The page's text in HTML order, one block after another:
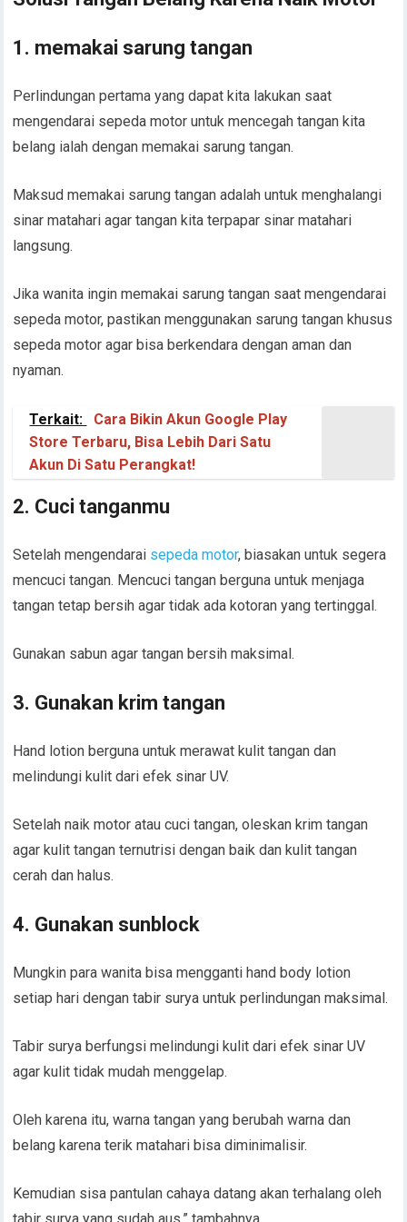
1. memakai sarung tangan
Perlindungan pertama yang dapat kita lakukan saat
mengendarai sepeda motor untuk mencegah tangan kita
belang ialah dengan memakai sarung tangan.
Maksud memakai sarung tangan adalah untuk menghalangi
sinar matahari agar tangan kita terpapar sinar matahari
langsung.
Jika wanita ingin memakai sarung tangan saat mengendarai
sepeda motor, pastikan menggunakan sarung tangan khusus
sepeda motor agar bisa berkendara dengan aman dan
nyaman.
Terkait:
Cara Bikin Akun Google Play
Store Terbaru, Bisa Lebih Dari Satu
Akun Di Satu Perangkat!
2. Cuci tanganmu
Setelah mengendarai sepeda motor, biasakan untuk segera
mencuci tangan. Mencuci tangan berguna untuk menjaga
tangan tetap bersih agar tidak ada kotoran yang tertinggal.
Gunakan sabun agar tangan bersih maksimal.
3. Gunakan krim tangan
Hand lotion berguna untuk merawat kulit tangan dan
melindungi kulit dari efek sinar UV.
Setelah naik motor atau cuci tangan, oleskan krim tangan
agar kulit tangan ternutrisi dengan baik dan kulit tangan
cerah dan halus.
4. Gunakan sunblock
Mungkin para wanita bisa mengganti hand body lotion
setiap hari dengan tabir surya untuk perlindungan maksimal.
Tabir surya berfungsi melindungi kulit dari efek sinar UV
agar kulit tidak mudah menggelap.
Oleh karena itu, warna tangan yang berubah warna dan
belang karena terik matahari bisa diminimalisir.
Kemudian sisa pantulan cahaya datang akan terhalang oleh
tabir surya yang sudah aus,” tambahnya.